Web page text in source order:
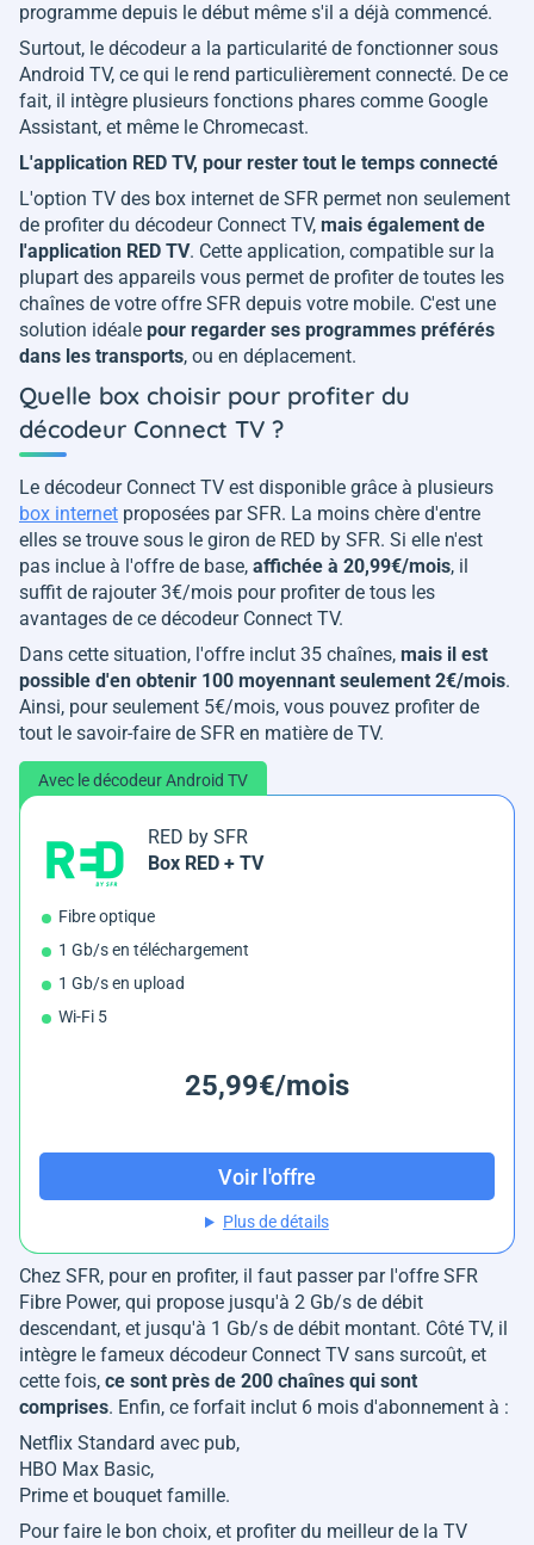
programme depuis le début même s'il a déjà commencé.
Surtout, le décodeur a la particularité de fonctionner sous
Android TV, ce qui le rend particulièrement connecté. De ce
fait, il intègre plusieurs fonctions phares comme Google
Assistant, et même le Chromecast.
L'application RED TV, pour rester tout le temps connecté
L'option TV des box internet de SFR permet non seulement
de profiter du décodeur Connect TV, mais également de
l'application RED TV. Cette application, compatible sur la
plupart des appareils vous permet de profiter de toutes les
chaînes de votre offre SFR depuis votre mobile. C'est une
solution idéale pour regarder ses programmes préférés
dans les transports, ou en déplacement.
Quelle box choisir pour profiter du
décodeur Connect TV ?
Le décodeur Connect TV est disponible grâce à plusieurs
box internet proposées par SFR. La moins chère d'entre
elles se trouve sous le giron de RED by SFR. Si elle n'est
pas inclue à l'offre de base, affichée à 20,99€/mois, il
suffit de rajouter 3€/mois pour profiter de tous les
avantages de ce décodeur Connect TV.
Dans cette situation, l'offre inclut 35 chaînes, mais il est
possible d'en obtenir 100 moyennant seulement 2€/mois.
Ainsi, pour seulement 5€/mois, vous pouvez profiter de
tout le savoir-faire de SFR en matière de TV.
Avec le décodeur Android TV
RED by SFR
Box RED + TV
Fibre optique
1 Gb/s en téléchargement
1 Gb/s en upload
Wi-Fi 5
25,99€/mois
Voir l'offre
Plus de détails
Chez SFR, pour en profiter, il faut passer par l'offre SFR
Fibre Power, qui propose jusqu'à 2 Gb/s de débit
descendant, et jusqu'à 1 Gb/s de débit montant. Côté TV, il
intègre le fameux décodeur Connect TV sans surcoût, et
cette fois, ce sont près de 200 chaînes qui sont
comprises. Enfin, ce forfait inclut 6 mois d'abonnement à :
Netflix Standard avec pub,
HBO Max Basic,
Prime et bouquet famille.
Pour faire le bon choix, et profiter du meilleur de la TV